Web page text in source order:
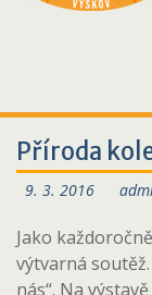
Příroda
9. 3. 2016
Jako
výtvarná
nás“. Na